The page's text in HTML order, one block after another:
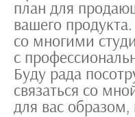
план для
вашего
со многими
с
Буду рада
связаться со
для вас